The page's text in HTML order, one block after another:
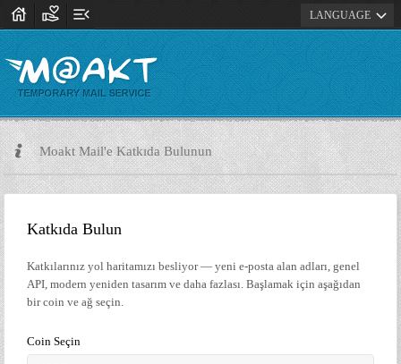
house volunteer_activism menu_open LANGUAGEexpand_more
Moakt Mail'e Katkıda Bulunun
Katkıda Bulun
Katkılarınız yol haritamızı besliyor — yeni e-posta alan adları, genel
API, modern yeniden tasarım ve daha fazlası. Başlamak için aşağıdan
bir coin ve ağ seçin.
Coin Seçin